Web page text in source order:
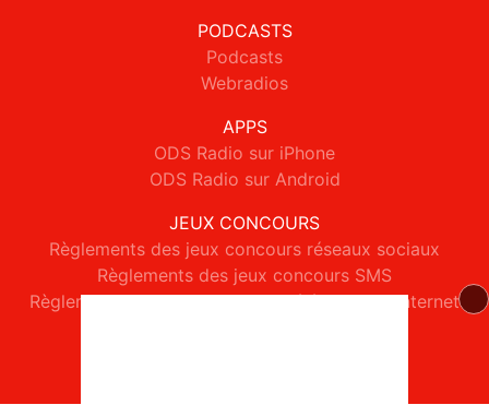
PODCASTS
Podcasts
Webradios
APPS
ODS Radio sur iPhone
ODS Radio sur Android
JEUX CONCOURS
Règlements des jeux concours réseaux sociaux
Règlements des jeux concours SMS
Règlements des jeux concours téléphone et internet